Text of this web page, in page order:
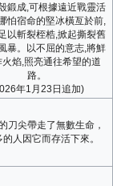
鍛成,可根據遠近戰靈活
怕宿命的堅冰橫亙於前,
以斬裂桎梏,掀起撕裂舊
暴。以不屈的意志,將鮮
火焰,照亮通往希望的道
路。
年1月23日追加)
刀尖帶走了無數生命，
人因它而存活下來。